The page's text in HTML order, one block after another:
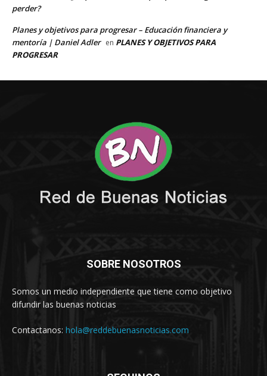
SOBRE NOSOTROS
Somos un medio independiente que tiene como objetivo
difundir las buenas noticias
Contactanos: hola@reddebuenasnoticias.com